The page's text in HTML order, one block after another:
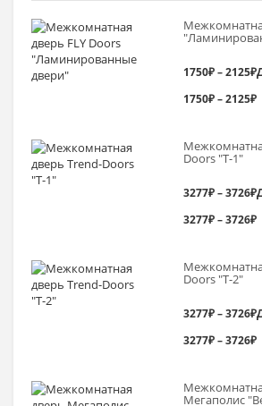
1750₽–2125₽
1750₽ – 2125₽
Doоrs "Т-1"
3277₽–3726₽
3277₽ – 3726₽
Doоrs "Т-2"
3277₽–3726₽
3277₽ – 3726₽
Мегаполис